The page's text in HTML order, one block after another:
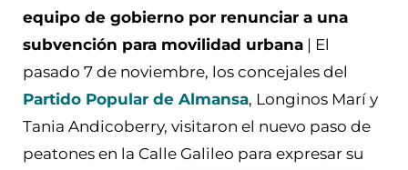
equipo de gobierno por renunciar a una
subvención para movilidad urbana | El
pasado 7 de noviembre, los concejales del
Partido Popular de Almansa, Longinos Marí y
Tania Andicoberry, visitaron el nuevo paso de
peatones en la Calle Galileo para expresar su